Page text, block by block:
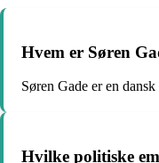
Hvem er Søren
Søren Gade er en
Hvilke politiske